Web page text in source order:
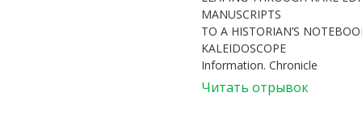
MANUSCRIPTS
TO A HISTORIAN’S
KALEIDOSCOPE
Information. Chronicle
Читать отрывок